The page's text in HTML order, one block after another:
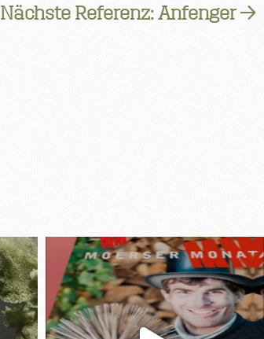
Nächste Referenz: Anfenger →